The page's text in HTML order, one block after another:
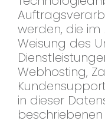
werden, die
Weisung des
Webhosting,
in dieser
beschriebenen